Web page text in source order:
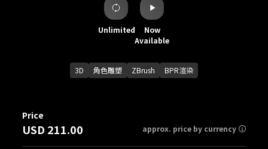
Unlimited
Now
Available
3D 角色雕塑 ZBrush BPR渲染
Price
USD 211.00 approx. price by currency